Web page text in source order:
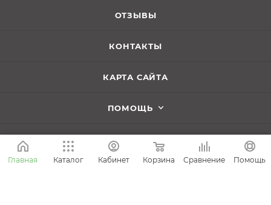
ОТЗЫВЫ
КОНТАКТЫ
КАРТА САЙТА
ПОМОЩЬ
КАТАЛОГ
Главная Каталог Кабинет Корзина Сравнение Помощь